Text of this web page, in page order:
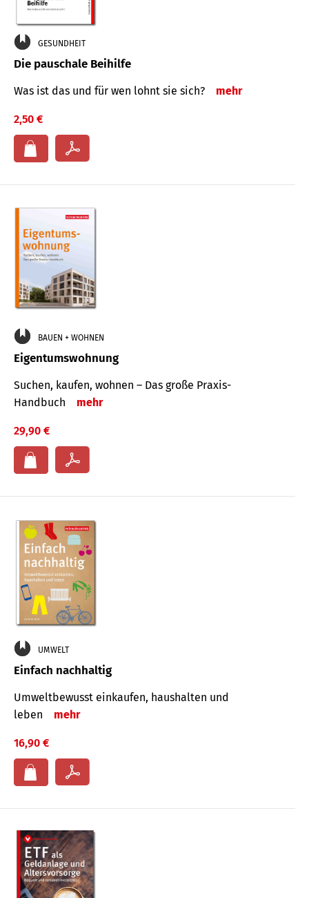
GESUNDHEIT
Die pauschale Beihilfe
Was ist das und für wen lohnt sie sich? mehr
2,50 €
BAUEN + WOHNEN
Eigentumswohnung
Suchen, kaufen, wohnen – Das große Praxis-
Handbuch
mehr
29,90 €
UMWELT
Einfach nachhaltig
Umweltbewusst einkaufen, haushalten und
leben
mehr
16,90 €